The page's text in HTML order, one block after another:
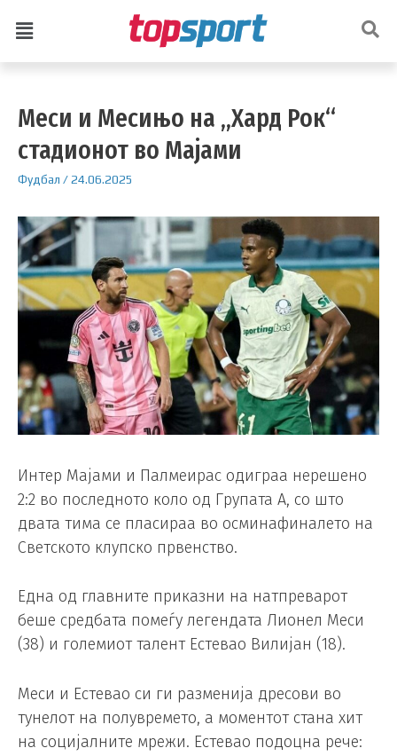
Меси и Месињо на „Хард Рок“
стадионот во Мајами
Фудбал /24.06.2025
Интер Мајами и Палмеирас одиграа нерешено
2:2 во последното коло од Групата А, со што
двата тима се пласираа во осминафиналето на
Светското клупско првенство.
Една од главните приказни на натпреварот
беше средбата помеѓу легендата Лионел Меси
(38) и големиот талент Естевао Вилијан (18).
Меси и Естевао си ги разменија дресови во
тунелот на полувремето, а моментот стана хит
на социјалните мрежи. Естевао подоцна рече: